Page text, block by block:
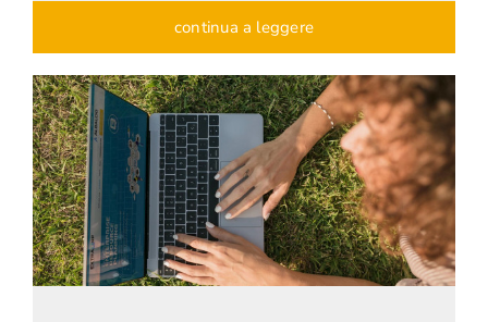
continua a leggere